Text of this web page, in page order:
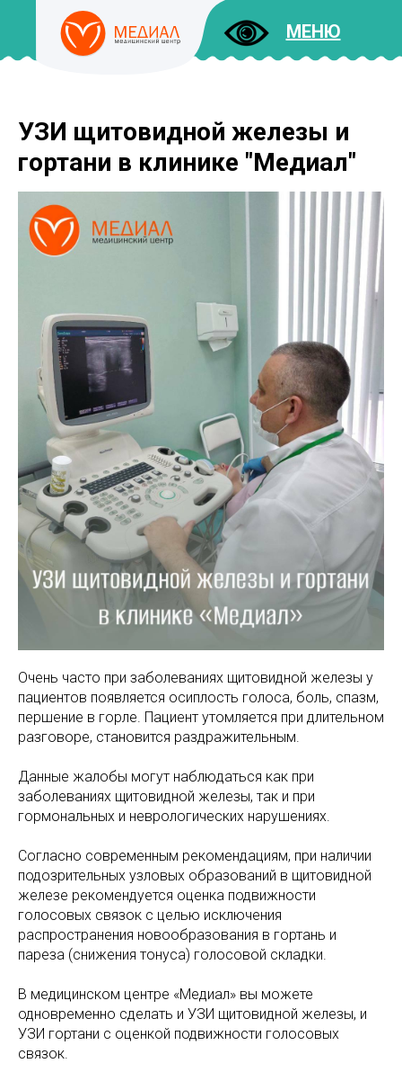
МЕДИЦИНСКИЙ
ЦЕНТР
МАМАМ ПАПАМ ДЕТЯМ ГРАФИК
МЕНЮ
ОТЗЫВЫ
ДОКУМЕНТЫ
И ЦЕНЫ
УЗИ щитовидной железы и
гортани в клинике "Медиал"
Очень часто при заболеваниях щитовидной железы у
пациентов появляется осиплость голоса, боль, спазм,
першение в горле. Пациент утомляется при длительном
разговоре, становится раздражительным.
Данные жалобы могут наблюдаться как при
заболеваниях щитовидной железы, так и при
гормональных и неврологических нарушениях.
Согласно современным рекомендациям, при наличии
подозрительных узловых образований в щитовидной
железе рекомендуется оценка подвижности
голосовых связок с целью исключения
распространения новообразования в гортань и
пареза (снижения тонуса) голосовой складки.
В медицинском центре «Медиал» вы можете
одновременно сделать и УЗИ щитовидной железы, и
УЗИ гортани с оценкой подвижности голосовых
связок.